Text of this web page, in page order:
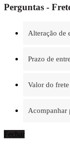
Perguntas -
Alteração de
Prazo de
Valor do frete
Acompanhar
Fechar